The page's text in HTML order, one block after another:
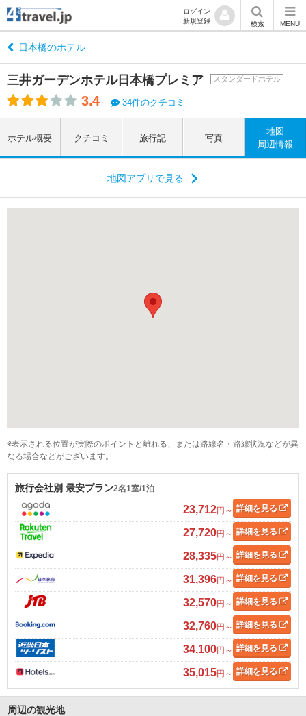
ログイン
新規登録
検索 MENU
日本橋のホテル
三井ガーデンホテル日本橋プレミア スタンダードホテル
3.4 34件のクチコミ
ホテル概要 クチコミ 旅行記 写真
地図
周辺情報
地図アプリで見る
※表示される位置が実際のポイントと離れる、または路線名・路線状況などが異
なる場合などがございます。
旅行会社別 最安プラン2名1室/1泊
23,712円～ 詳細を見る
27,720円～ 詳細を見る
28,335円～ 詳細を見る
31,396円～ 詳細を見る
32,570円～ 詳細を見る
32,760円～ 詳細を見る
34,100円～ 詳細を見る
35,015円～ 詳細を見る
周辺の観光地